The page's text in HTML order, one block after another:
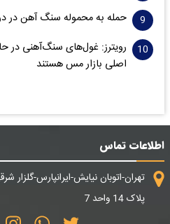
حمله به محموله سنگ آهن در
رویترز: غول‌های سنگ‌آهنی‌ در
اصلی بازار مس هستند
اطلاعات تماس
تهران-اتوبان نیایش-ایرانپارس-
پلاک 14 واحد 7